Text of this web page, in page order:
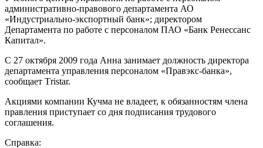
административно-правового департамента АО
«Индустриально-экспортный банк»; директором
Департамента по работе с персоналом ПАО «Банк Ренессанс
Капитал».
С 27 октября 2009 года Анна занимает должность директора
департамента управления персоналом «Правэкс-банка»,
сообщает Тristar.
Акциями компании Кучма не владеет, к обязанностям члена
правления приступает со дня подписания трудового
соглашения.
Справка: